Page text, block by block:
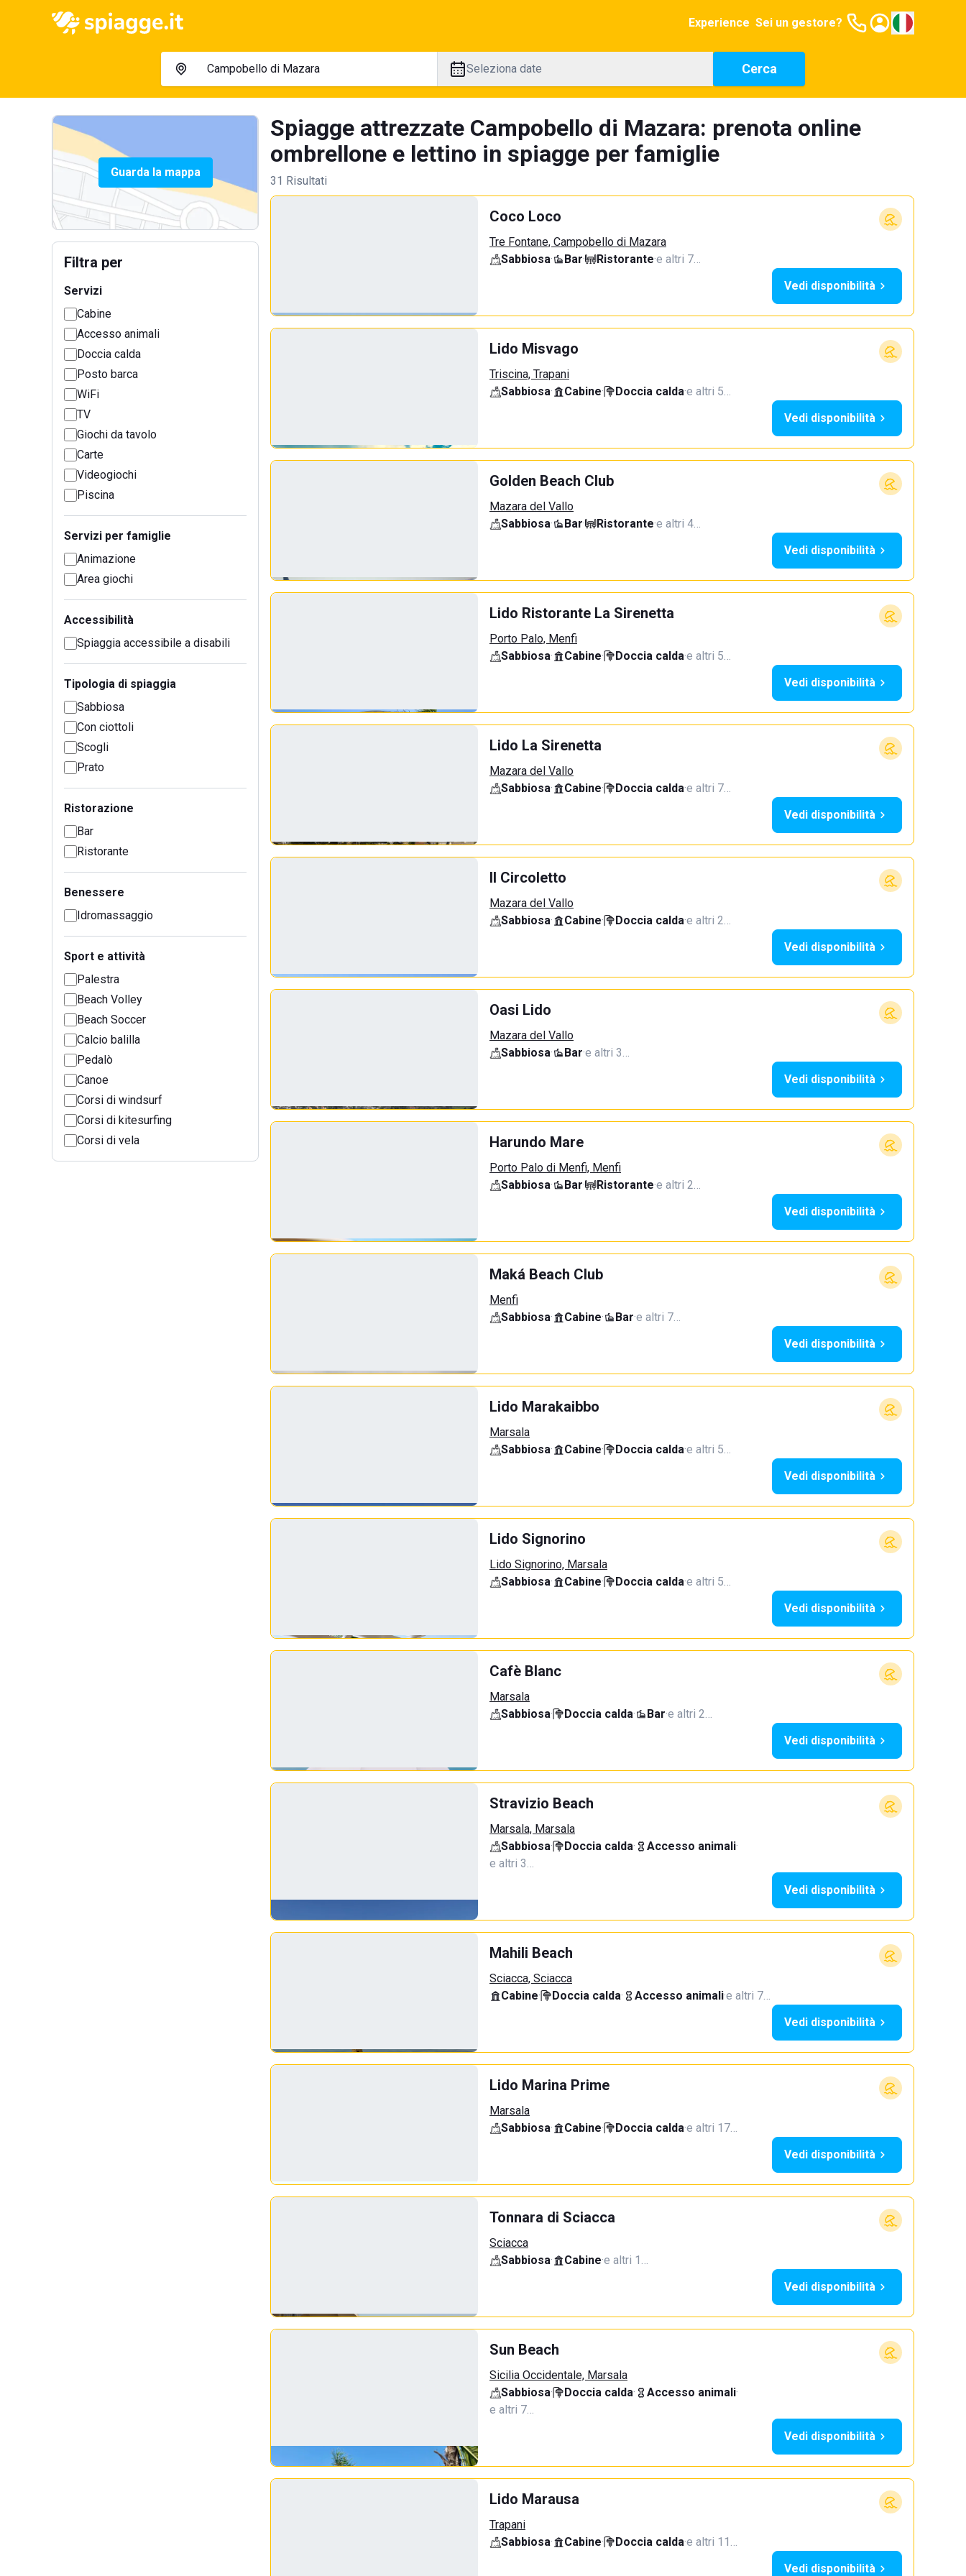
Experience Sei un gestore?
Seleziona date Cerca
Guarda la mappa
Filtra per
Servizi
Cabine
Accesso animali
Doccia calda
Posto barca
WiFi
TV
Giochi da tavolo
Carte
Videogiochi
Piscina
Servizi per famiglie
Animazione
Area giochi
Accessibilità
Spiaggia accessibile a disabili
Tipologia di spiaggia
Sabbiosa
Con ciottoli
Scogli
Prato
Ristorazione
Bar
Ristorante
Benessere
Idromassaggio
Sport e attività
Palestra
Beach Volley
Beach Soccer
Calcio balilla
Pedalò
Canoe
Corsi di windsurf
Corsi di kitesurfing
Corsi di vela
Spiagge attrezzate Campobello di Mazara: prenota online
ombrellone e lettino in spiagge per famiglie
31 Risultati
Coco Loco
Tre Fontane, Campobello di Mazara
Sabbiosa· Bar· Ristorante·e altri 7…
Vedi disponibilità
Lido Misvago
Triscina, Trapani
Sabbiosa· Cabine· Doccia calda·e altri 5…
Vedi disponibilità
Golden Beach Club
Mazara del Vallo
Sabbiosa· Bar· Ristorante·e altri 4…
Vedi disponibilità
Lido Ristorante La Sirenetta
Porto Palo, Menfi
Sabbiosa· Cabine· Doccia calda·e altri 5…
Vedi disponibilità
Lido La Sirenetta
Mazara del Vallo
Sabbiosa· Cabine· Doccia calda·e altri 7…
Vedi disponibilità
Il Circoletto
Mazara del Vallo
Sabbiosa· Cabine· Doccia calda·e altri 2…
Vedi disponibilità
Oasi Lido
Mazara del Vallo
Sabbiosa· Bar·e altri 3…
Vedi disponibilità
Harundo Mare
Porto Palo di Menfi, Menfi
Sabbiosa· Bar· Ristorante·e altri 2…
Vedi disponibilità
Maká Beach Club
Menfi
Sabbiosa· Cabine· Bar·e altri 7…
Vedi disponibilità
Lido Marakaibbo
Marsala
Sabbiosa· Cabine· Doccia calda·e altri 5…
Vedi disponibilità
Lido Signorino
Lido Signorino, Marsala
Sabbiosa· Cabine· Doccia calda·e altri 5…
Vedi disponibilità
Cafè Blanc
Marsala
Sabbiosa· Doccia calda· Bar·e altri 2…
Vedi disponibilità
Stravizio Beach
Marsala, Marsala
Sabbiosa· Doccia calda· Accesso animali·
e altri 3…
Vedi disponibilità
Mahili Beach
Sciacca, Sciacca
Cabine· Doccia calda· Accesso animali·e altri 7…
Vedi disponibilità
Lido Marina Prime
Marsala
Sabbiosa· Cabine· Doccia calda·e altri 17…
Vedi disponibilità
Tonnara di Sciacca
Sciacca
Sabbiosa· Cabine·e altri 1…
Vedi disponibilità
Sun Beach
Sicilia Occidentale, Marsala
Sabbiosa· Doccia calda· Accesso animali·
e altri 7…
Vedi disponibilità
Lido Marausa
Trapani
Sabbiosa· Cabine· Doccia calda·e altri 11…
Vedi disponibilità